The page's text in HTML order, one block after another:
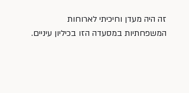
זה היה מעדן וחיכיתי לארוחות
המשפחתיות במסעדה הזו בכיליון עיניים.